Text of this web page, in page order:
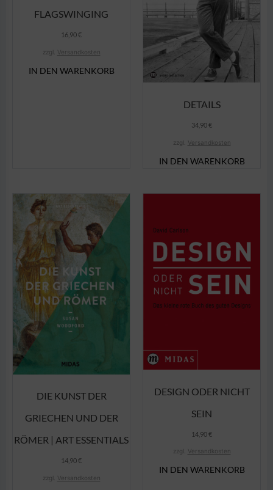
FLAGSWINGING
16,90€
zzgl. Versandkosten
IN DEN WARENKORB
DETAILS
34,90€
zzgl. Versandkosten
IN DEN WARENKORB
DIE KUNST DER
GRIECHEN UND DER
RÖMER | ART ESSENTIALS
14,90€
zzgl. Versandkosten
DESIGN ODER NICHT
SEIN
14,90€
zzgl. Versandkosten
IN DEN WARENKORB